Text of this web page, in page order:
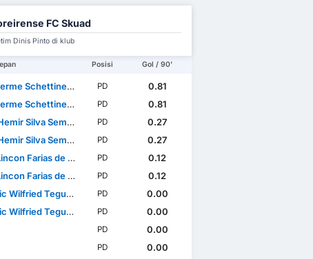
FC Skuad
Dinis Pinto di klub
Posisi Gol / 90'
Schettine Guimarães PD
0.81
Schettine Guimarães
PD
0.81
Silva Semedo
PD
0.27
Silva Semedo
PD
0.27
Farias de Sousa
PD
0.12
Farias de Sousa
PD
0.12
Teguia Noubi
PD
0.00
Teguia Noubi
PD
0.00
PD
0.00
PD
0.00